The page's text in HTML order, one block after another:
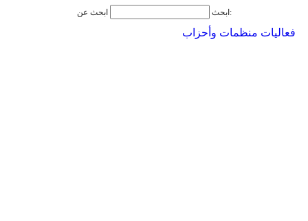
ابحث ابحث عن:
فعاليات منظمات وأحزاب